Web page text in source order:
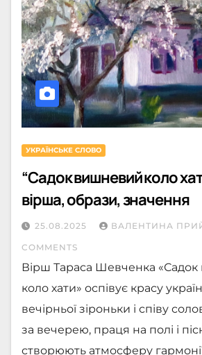
УКРАЇНСЬКЕ СЛОВО
“Садок вишневий коло
вірша, образи, значення
25.08.2025 ВАЛЕНТИНА
COMMENTS
Вірш Тараса Шевченка
коло хати» оспівує красу
вечірньої зіроньки і співу
за вечерею, праця на полі і
створюють атмосферу